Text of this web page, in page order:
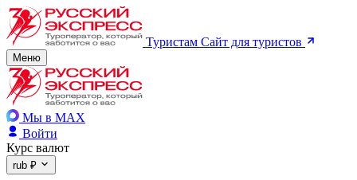
Туристам Сайт для туристов
Меню
Мы в MAX
Войти
Курс валют
rub ₽